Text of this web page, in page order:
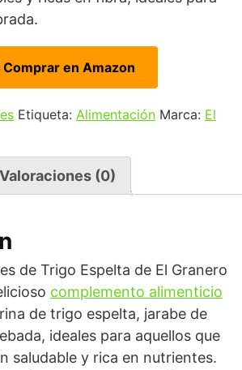
Comprar en Amazon
Etiqueta: Alimentación Marca: El
Valoraciones (0)
de Trigo Espelta de El Granero
complemento alimenticio
de trigo espelta, jarabe de
ideales para aquellos que
saludable y rica en nutrientes.